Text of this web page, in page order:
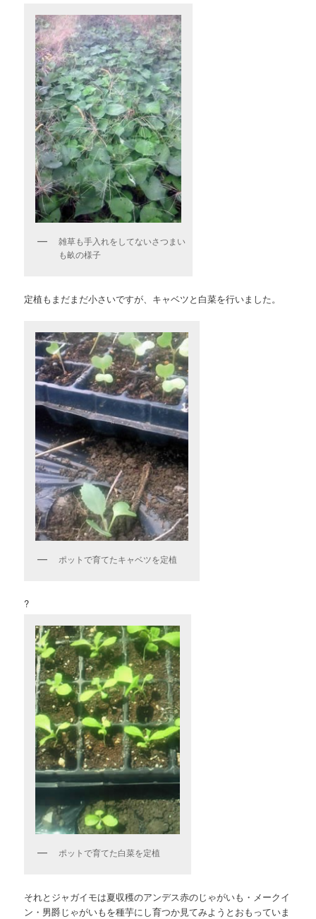
雑草も手入れをしてないさつまい
も畝の様子
定植もまだまだ小さいですが、キャベツと白菜を行いました。
ポットで育てたキャベツを定植
?
ポットで育てた白菜を定植
それとジャガイモは夏収穫のアンデス赤のじゃがいも・メークイ
ン・男爵じゃがいもを種芋にし育つか見てみようとおもっていま